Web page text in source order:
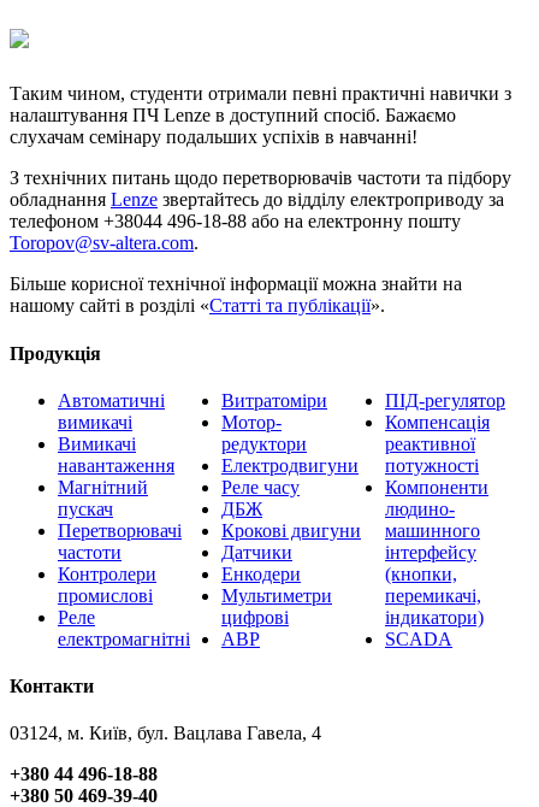
Таким чином, студенти отримали певні практичні навички з
налаштування ПЧ Lenze в доступний спосіб. Бажаємо
слухачам семінару подальших успіхів в навчанні!
З технічних питань щодо перетворювачів частоти та підбору
обладнання Lenze звертайтесь до відділу електроприводу за
телефоном +38044 496-18-88 або на електронну пошту
Toropov@sv-altera.com.
Більше корисної технічної інформації можна знайти на
нашому сайті в розділі «Статті та публікації».
Продукція
Автоматичні
вимикачі
Вимикачі
навантаження
Магнітний
пускач
Перетворювачі
частоти
Контролери
промислові
Реле
електромагнітні
Витратоміри
Мотор-
редуктори
Електродвигуни
Реле часу
ДБЖ
Крокові двигуни
Датчики
Енкодери
Мультиметри
цифрові
АВР
ПІД-регулятор
Компенсація
реактивної
потужності
Компоненти
людино-
машинного
інтерфейсу
(кнопки,
перемикачі,
індикатори)
SCADA
Контакти
03124, м. Київ, бул. Вацлава Гавела, 4
+380 44 496-18-88
+380 50 469-39-40